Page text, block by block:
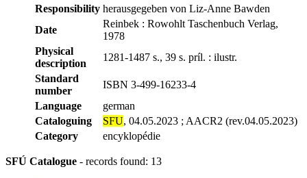
Responsibility herausgegeben von Liz-Anne Bawden
Date
Reinbek : Rowohlt Taschenbuch Verlag,
1978
Physical
description
1281-1487 s., 39 s. príl. : ilustr.
Standard
number
ISBN 3-499-16233-4
Language
german
Cataloguing
SFU, 04.05.2023 ; AACR2 (rev.04.05.2023)
Category
encyklopédie
SFÚ Catalogue - records found: 13